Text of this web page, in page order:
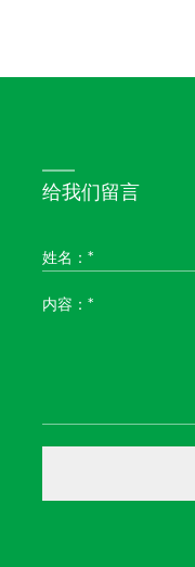
给我们留言
姓名：*
内容：*